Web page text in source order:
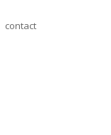
contact